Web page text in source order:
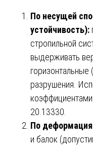
По несущей
устойчивость):
стропильной
выдерживать
горизонтальные
разрушения.
20.13330.
По
и балок